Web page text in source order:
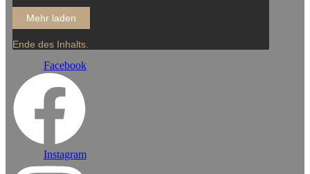
Mehr laden
Ende des Inhalts.
Facebook
Instagram